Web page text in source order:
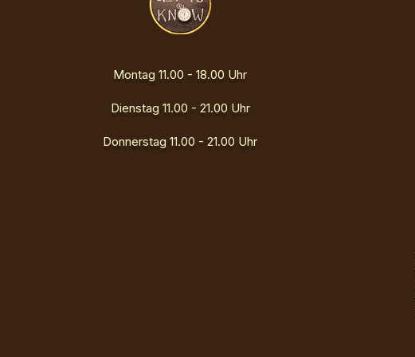
Montag 11.00 - 18.00 Uhr
Dienstag 11.00 - 21.00 Uhr
Donnerstag 11.00 - 21.00 Uhr